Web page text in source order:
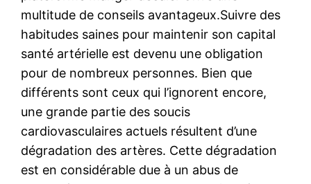
multitude de conseils avantageux.Suivre des
habitudes saines pour maintenir son capital
santé artérielle est devenu une obligation
pour de nombreux personnes. Bien que
différents sont ceux qui l’ignorent encore,
une grande partie des soucis
cardiovasculaires actuels résultent d’une
dégradation des artères. Cette dégradation
est en considérable due à un abus de